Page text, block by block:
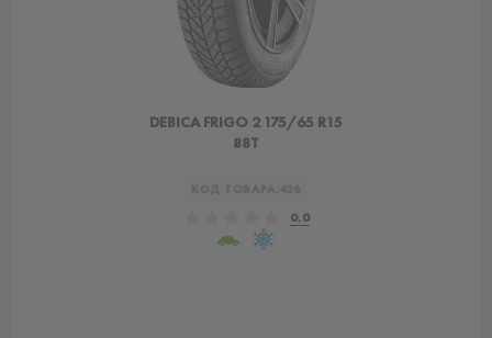
DEBICA FRIGO 2 175/65 R15
88T
0.0